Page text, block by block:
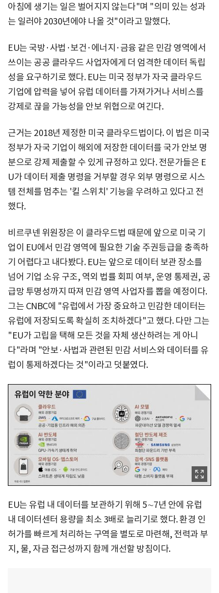
아침에 생기는 일은 벌어지지 않는다"며 "의미 있는 성과
는 일러야 2030년에야 나올 것"이라고 말했다.
EU는 국방·사법·보건·에너지·금융 같은 민감 영역에서
쓰이는 공공 클라우드 사업자에게 더 엄격한 데이터 독립
성을 요구하기로 했다. EU는 미국 정부가 자국 클라우드
기업에 압력을 넣어 유럽 데이터를 가져가거나 서비스를
강제로 끊을 가능성을 안보 위협으로 여긴다.
근거는 2018년 제정한 미국 클라우드법이다. 이 법은 미국
정부가 자국 기업이 해외에 저장한 데이터를 국가 안보 명
분으로 강제 제출할 수 있게 규정하고 있다. 전문가들은 E
U가 데이터 제출 명령을 거부할 경우 외부 명령으로 시스
템 전체를 멈추는 '킬 스위치' 기능을 우려하고 있다고 전
했다.
비르쿠넨 위원장은 이 클라우드법 때문에 앞으로 미국 기
업이 EU에서 민감 영역에 필요한 기술 주권등급을 충족하
기 어렵다고 내다봤다. EU는 앞으로 데이터 보관 장소를
넘어 기업 소유 구조, 역외 법률 회피 여부, 운영 통제권, 공
급망 투명성까지 따져 민감 영역 사업자를 뽑을 예정이다.
그는 CNBC에 "유럽에서 가장 중요하고 민감한 데이터는
유럽에 저장되도록 확실히 조치하겠다"고 했다. 다만 그는
"EU가 고립을 택해 모든 것을 자체 생산하려는 게 아니
다"라며 "안보·사법과 관련된 민감 서비스와 데이터를 유
럽이 통제하겠다는 것"이라고 덧붙였다.
EU는 유럽 내 데이터를 보관하기 위해 5∼7년 안에 유럽
내 데이터센터 용량을 최소 3배로 늘리기로 했다. 환경 인
허가를 빠르게 처리하는 구역을 별도로 마련해, 전력과 부
지, 물, 자금 접근성까지 함께 개선할 방침이다.